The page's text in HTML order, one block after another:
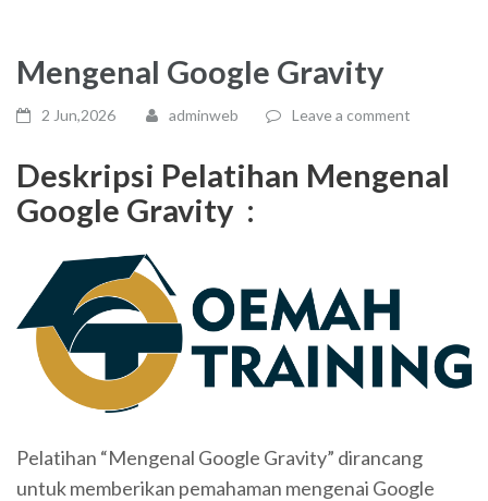
Mengenal Google Gravity
2 Jun,2026 adminweb Leave a comment
Deskripsi Pelatihan Mengenal
Google Gravity :
Pelatihan “Mengenal Google Gravity” dirancang
untuk memberikan pemahaman mengenai Google